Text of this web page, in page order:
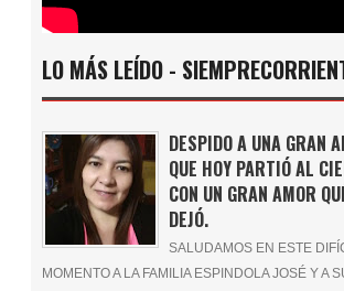
LO MÁS LEÍDO -
DESPIDO A UNA GRAN
QUE HOY PARTIÓ AL
CON UN GRAN AMOR
DEJÓ.
SALUDAMOS EN ESTE
MOMENTO A LA FAMILIA ESPINDOLA JOSÉ Y A